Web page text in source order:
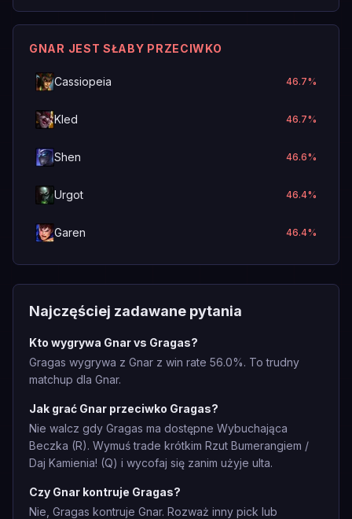
GNAR JEST SŁABY PRZECIWKO
Cassiopeia 46.7%
Kled 46.7%
Shen 46.6%
Urgot 46.4%
Garen 46.4%
Najczęściej zadawane pytania
Kto wygrywa Gnar vs Gragas?
Gragas wygrywa z Gnar z win rate 56.0%. To trudny
matchup dla Gnar.
Jak grać Gnar przeciwko Gragas?
Nie walcz gdy Gragas ma dostępne Wybuchająca
Beczka (R). Wymuś trade krótkim Rzut Bumerangiem /
Daj Kamienia! (Q) i wycofaj się zanim użyje ulta.
Czy Gnar kontruje Gragas?
Nie, Gragas kontruje Gnar. Rozważ inny pick lub